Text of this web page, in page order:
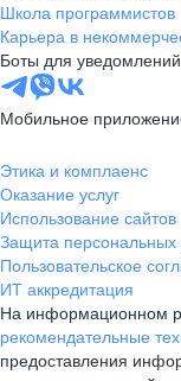
Школа программистов
Карьера в
Боты для уведомлений
Мобильное
Этика и комплаенс
Оказание услуг
Использование сайтов
Защита персональных
Пользовательское
ИТ аккредитация
На информационном
рекомендательные
предоставления